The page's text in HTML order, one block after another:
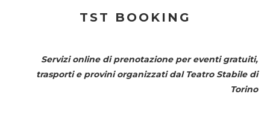
TST BOOKING
Servizi online di prenotazione per eventi gratuiti,
trasporti e provini organizzati dal Teatro Stabile di
Torino